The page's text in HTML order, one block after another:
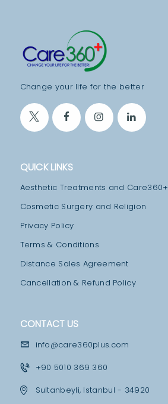
Change your life for the better
QUICK LINKS
Aesthetic Treatments and Care360+
Cosmetic Surgery and Religion
Privacy Policy
Terms & Conditions
Distance Sales Agreement
Cancellation & Refund Policy
CONTACT US
info@care360plus.com
+90 5010 369 360
Sultanbeyli, Istanbul - 34920